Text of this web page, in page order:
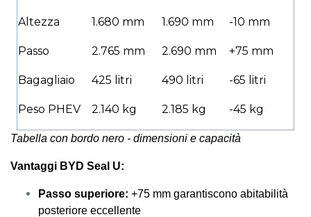
Altezza 1.680 mm 1.690 mm -10 mm
Passo 2.765 mm 2.690 mm +75 mm
Bagagliaio 425 litri 490 litri -65 litri
Peso PHEV 2.140 kg 2.185 kg -45 kg
Tabella con bordo nero - dimensioni e capacità
Vantaggi BYD Seal U:
Passo superiore: +75 mm garantiscono abitabilità
posteriore eccellente